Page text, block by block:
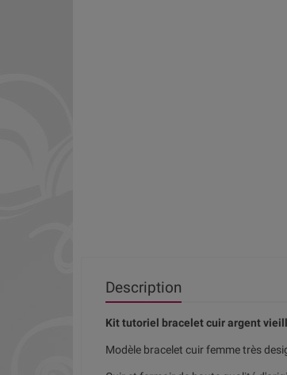
Description
Kit tutoriel bracelet cuir argent
Modèle bracelet cuir femme très